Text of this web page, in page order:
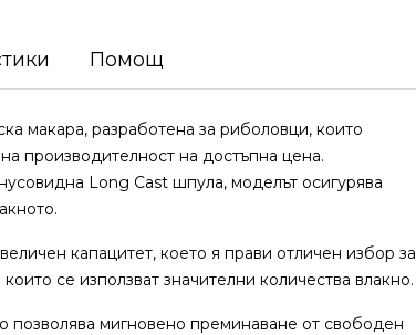
Помощ
макара, разработена за риболовци, които
производителност на достъпна цена.
Long Cast шпула, моделът осигурява
капацитет, което я прави отличен избор за
се използват значителни количества влакно.
позволява мигновено преминаване от свободен